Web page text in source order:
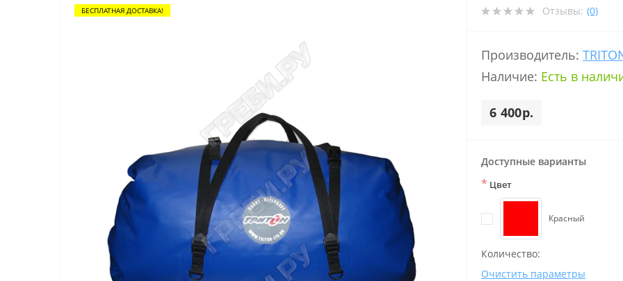
БЕСПЛАТНАЯ ДОСТАВКА! Отзывы: (0)
Производитель:
Наличие: Есть в
6 400р.
Доступные варианты
* Цвет
Красный
Количество:
Очистить параметры